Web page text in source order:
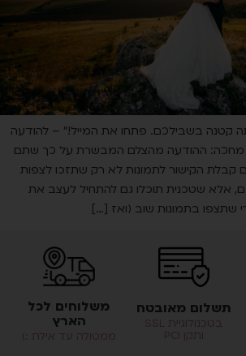
קטנה בשבילכם. פתחו את המייל!" – להודעה
מחכה: ההודעה מהצלם המבשרת על כך שתם
קבלת הקישור לתמונות לא רק שתזכו לצפות
אלא שטכנית תוכלו גם להתחיל לעצב את
שתצפו בתמונות שוב (ואז […]
תשלום מאובטח
משלוחים לכל
הארץ